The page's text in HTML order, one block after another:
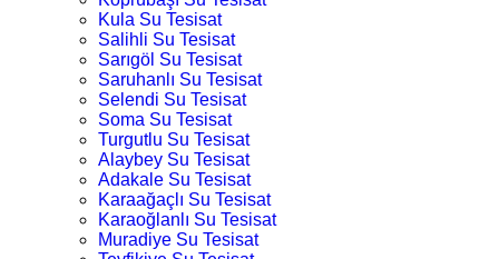
Kula Su Tesisat
Salihli Su Tesisat
Sarıgöl Su Tesisat
Saruhanlı Su Tesisat
Selendi Su Tesisat
Soma Su Tesisat
Turgutlu Su Tesisat
Alaybey Su Tesisat
Adakale Su Tesisat
Karaağaçlı Su Tesisat
Karaoğlanlı Su Tesisat
Muradiye Su Tesisat